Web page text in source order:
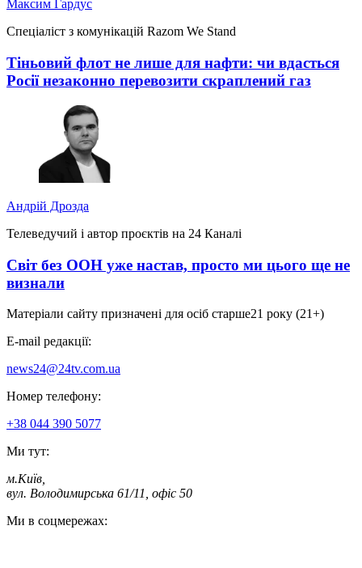
Максим Гардус
Спеціаліст з комунікацій Razom We Stand
Тіньовий флот не лише для нафти: чи вдасться
Росії незаконно перевозити скраплений газ
Андрій Дрозда
Телеведучий і автор проєктів на 24 Каналі
Світ без ООН уже настав, просто ми цього ще не
визнали
Матеріали сайту призначені для осіб старше21 року (21+)
E-mail редакції:
news24@24tv.com.ua
Номер телефону:
+38 044 390 5077
Ми тут:
м.Київ
вул. Володимирська 61/11, офіс 50
Ми в соцмережах: